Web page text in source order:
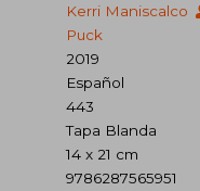
Kerri Maniscalco
Puck
2019
Español
443
Tapa Blanda
14 x 21 cm
9786287565951